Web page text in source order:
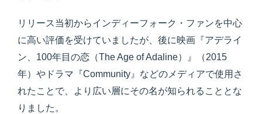
リリース当初からインディーフォーク・ファンを中心
に高い評価を受けていましたが、後に映画『アデライ
ン、100年目の恋（The Age of Adaline）』（2015
年）やドラマ『Community』などのメディアで使用さ
れたことで、より広い層にその名が知られることとな
りました。